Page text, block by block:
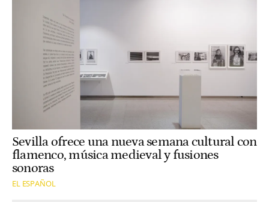
Sevilla ofrece una nueva semana cultural con
flamenco, música medieval y fusiones
sonoras
EL ESPAÑOL